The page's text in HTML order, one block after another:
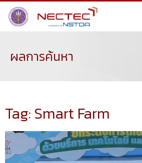
ผลการค้นหา
Tag: Smart Farm